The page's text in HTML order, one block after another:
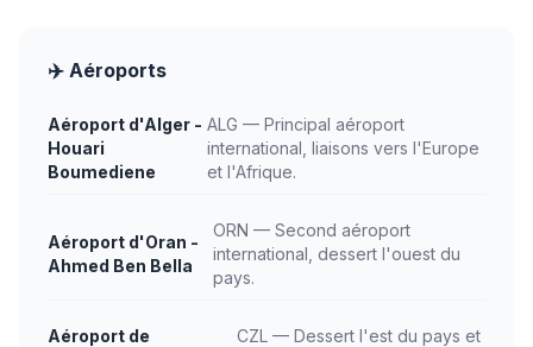
✈️ Aéroports
Aéroport d'Alger -
Houari
Boumediene
ALG — Principal aéroport
international, liaisons vers l'Europe
et l'Afrique.
Aéroport d'Oran -
Ahmed Ben Bella
ORN — Second aéroport
international, dessert l'ouest du
pays.
Aéroport de
CZL — Dessert l'est du pays et